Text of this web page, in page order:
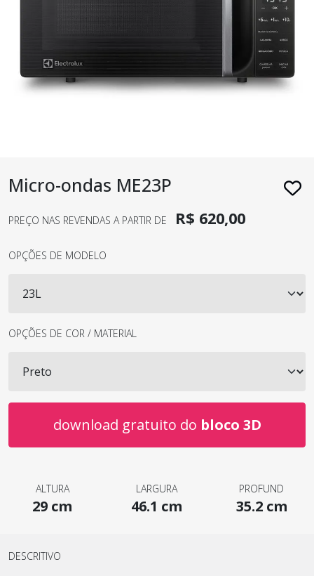
Micro-ondas ME23P
PREÇO NAS REVENDAS A PARTIR DE R$ 620,00
OPÇÕES DE MODELO
OPÇÕES DE COR / MATERIAL
download gratuito do bloco 3D
ALTURA
29 cm
LARGURA
46.1 cm
PROFUND
35.2 cm
DESCRITIVO